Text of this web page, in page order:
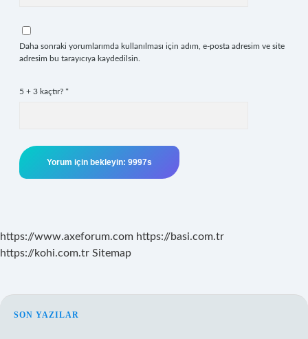
Daha sonraki yorumlarımda kullanılması için adım, e-posta adresim ve site
adresim bu tarayıcıya kaydedilsin.
5 + 3 kaçtır? *
https://www.axeforum.com https://basi.com.tr
https://kohi.com.tr Sitemap
SIDEBAR
SON YAZILAR